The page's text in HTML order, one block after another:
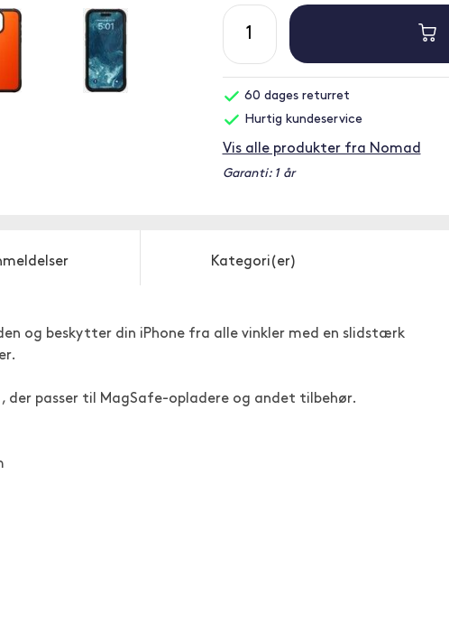
60 dages returret
Hurtig kundeservice
Vis alle produkter fra Nomad
Garanti: 1 år
Kategori(er)
og beskytter din iPhone fra alle vinkler med en slidstærk
, der passer til MagSafe-opladere og andet tilbehør.